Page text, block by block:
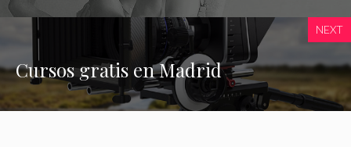
NEXT
Cursos gratis en Madrid